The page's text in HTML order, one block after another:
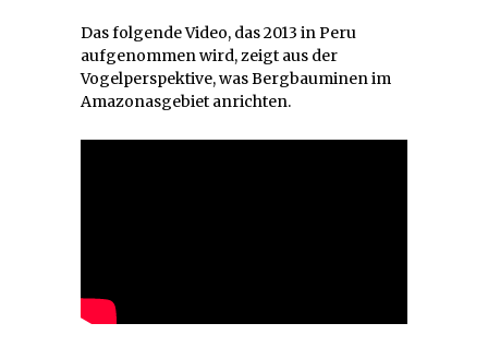
Das folgende Video, das 2013 in Peru
aufgenommen wird, zeigt aus der
Vogelperspektive, was Bergbauminen im
Amazonasgebiet anrichten.